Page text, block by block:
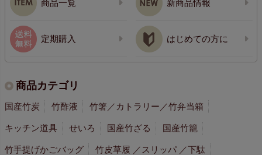
商品一覧 新商品情報
定期購入 はじめての方に
商品カテゴリ
国産竹炭 竹酢液 竹箸／カトラリー／竹弁当箱
キッチン道具 せいろ 国産竹ざる 国産竹籠
竹手提げかごバッグ 竹皮草履 ／スリッパ ／下駄